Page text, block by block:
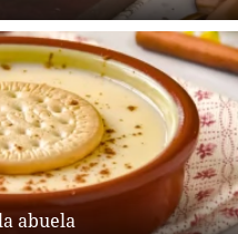
abuela